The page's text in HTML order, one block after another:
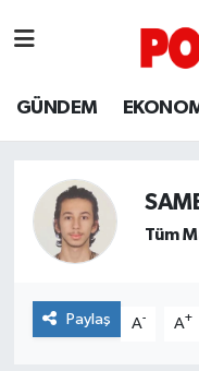
GÜNDEM
Tüm
Paylaş A- A+
Ayvalık
Balya
Bandırma
Bigadiç
Balıkesir Hava
Balıkesir
Balıkesir Trafik
Süper Lig Puan